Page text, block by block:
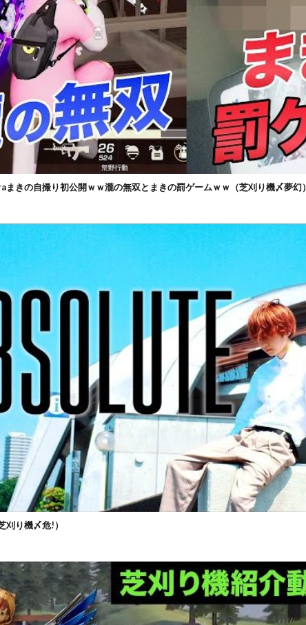
まきの自撮り初公開ｗｗ瀧の無双とまきの罰ゲームｗｗ（芝刈り機〆夢幻）
刈り機〆危!）